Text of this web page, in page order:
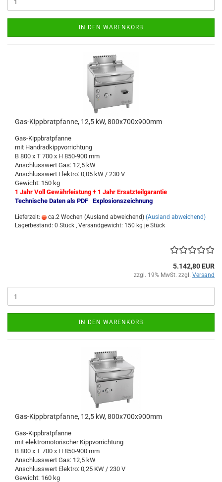
IN DEN WARENKORB
Gas-Kippbratpfanne, 12,5 kW, 800x700x900mm
Gas-Kippbratpfanne
mit Handradkippvorrichtung
B 800 x T 700 x H 850-900 mm
Anschlusswert Gas: 12,5 kW
Anschlusswert Elektro: 0,05 kW / 230 V
Gewicht: 150 kg
1 Jahr Voll Gewährleistung + 1 Jahr Ersatzteilgarantie
Technische Daten als PDF Explosionszeichnung
Lieferzeit: ca.2 Wochen (Ausland abweichend) (Ausland abweichend)
Lagerbestand: 0 Stück , Versandgewicht: 150 kg je Stück
5.142,80 EUR
zzgl. 19% MwSt. zzgl. Versand
IN DEN WARENKORB
Gas-Kippbratpfanne, 12,5 kW, 800x700x900mm
Gas-Kippbratpfanne
mit elektromotorischer Kippvorrichtung
B 800 x T 700 x H 850-900 mm
Anschlusswert Gas: 12,5 kW
Anschlusswert Elektro: 0,25 KW / 230 V
Gewicht: 160 kg